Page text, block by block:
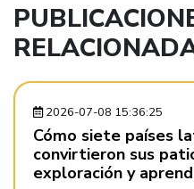
2026-07-08 15:36:25
Cómo siete países
convirtieron sus
exploración y